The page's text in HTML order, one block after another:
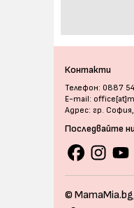
Контакти
Телефон: 0887
E-mail:
Адрес: гр.
Последвайте
©